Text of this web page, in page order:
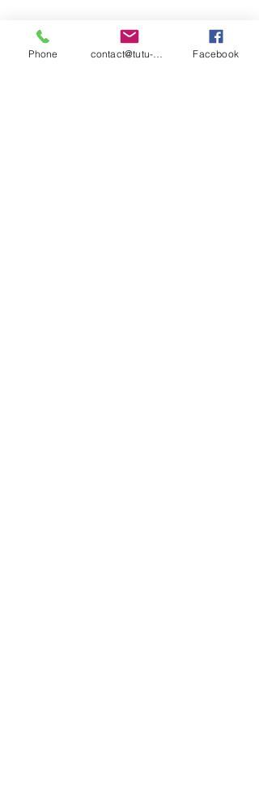
Boitier bois pour Mécanisme Trousselier
Prix original
9,00 €Prix promotionnel
7,20 €
Phone Facebook